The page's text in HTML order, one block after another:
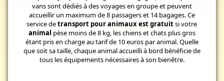
vans sont dédiés à des voyages en groupe et peuvent
accueillir un maximum de 8 passagers et 14 bagages. Ce
service detransport pour animaux est gratuitsi votre
animal pèse moins de 8 kg, les chiens et chats plus gros
étant pris en charge au tarif de 10 euros par animal. Quelle
que soit sa taille, chaque animal accueilli à bord bénéficie de
tous les équipements nécessaires à son bienêtre.